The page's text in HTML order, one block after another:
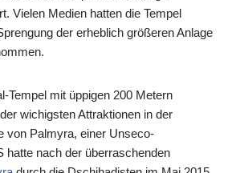
Vielen Medien hatten die Tempel
der erheblich größeren Anlage
Tempel mit üppigen 200 Metern
wichigsten Attraktionen in der
von Palmyra, einer Unseco-
hatte nach der überraschenden